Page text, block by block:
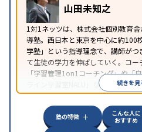
山田未知之
1対1ネッツは、株式会社個別教育
導塾。西日本と東京を中心に約100
学塾」という指導理念で、講師が
て生徒の学力を伸ばしていく。コー
「学習管理1on1コーチング」や「
ライン学習室NALU」など、自宅学
いる。
続きを見
塾の特徴
こんな人に
おすすめ